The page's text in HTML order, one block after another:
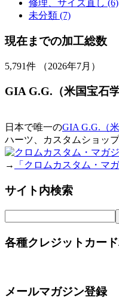
修理、サイズ直し (6)
未分類 (7)
現在までの加工総数
5,791件 （2026年7月）
GIA G.G.（米国宝石
日本で唯一のGIA G.G.（
ハーツ、カスタムショップ
→ 「クロムカスタム・マ
サイト内検索
各種クレジットカー
メールマガジン登録